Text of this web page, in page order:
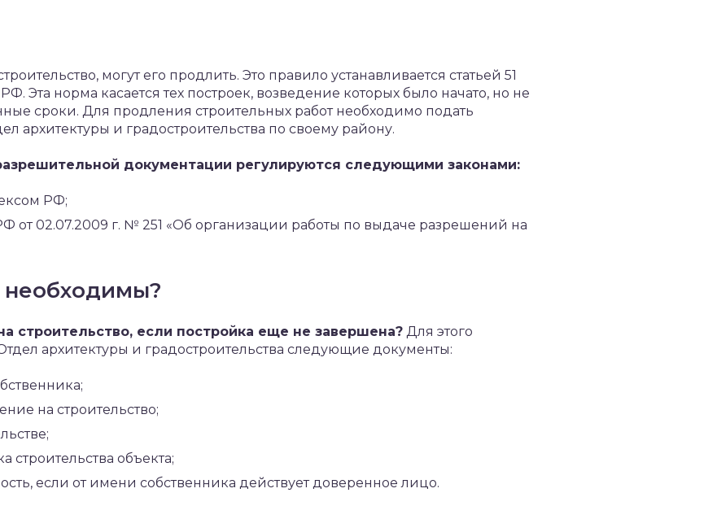
могут его продлить. Это правило устанавливается статьей 51
Эта норма касается тех построек, возведение которых было начато, но не
сроки. Для продления строительных работ необходимо подать
архитектуры и градостроительства по своему району.
документации регулируются следующими законами:
РФ;
от 02.07.2009 г. № 251 «Об организации работы по выдаче разрешений на
строительство, если постройка еще не завершена? Для этого
архитектуры и градостроительства следующие документы:
на строительство;
строительства объекта;
если от имени собственника действует доверенное лицо.